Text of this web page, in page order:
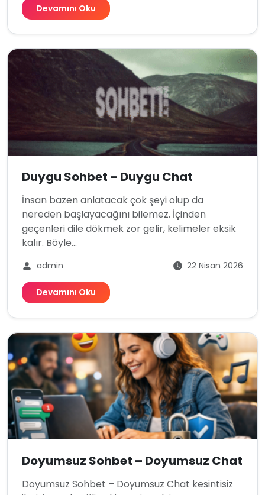
Devamını Oku
Duygu Sohbet – Duygu Chat
İnsan bazen anlatacak çok şeyi olup da
nereden başlayacağını bilemez. İçinden
geçenleri dile dökmek zor gelir, kelimeler eksik
kalır. Böyle...
admin 22 Nisan 2026
Devamını Oku
Doyumsuz Sohbet – Doyumsuz Chat
Doyumsuz Sohbet – Doyumsuz Chat kesintisiz